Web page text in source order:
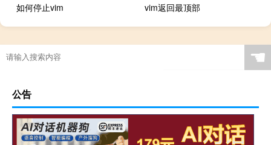
如何停止vim
vim返回最顶部
☚
公告